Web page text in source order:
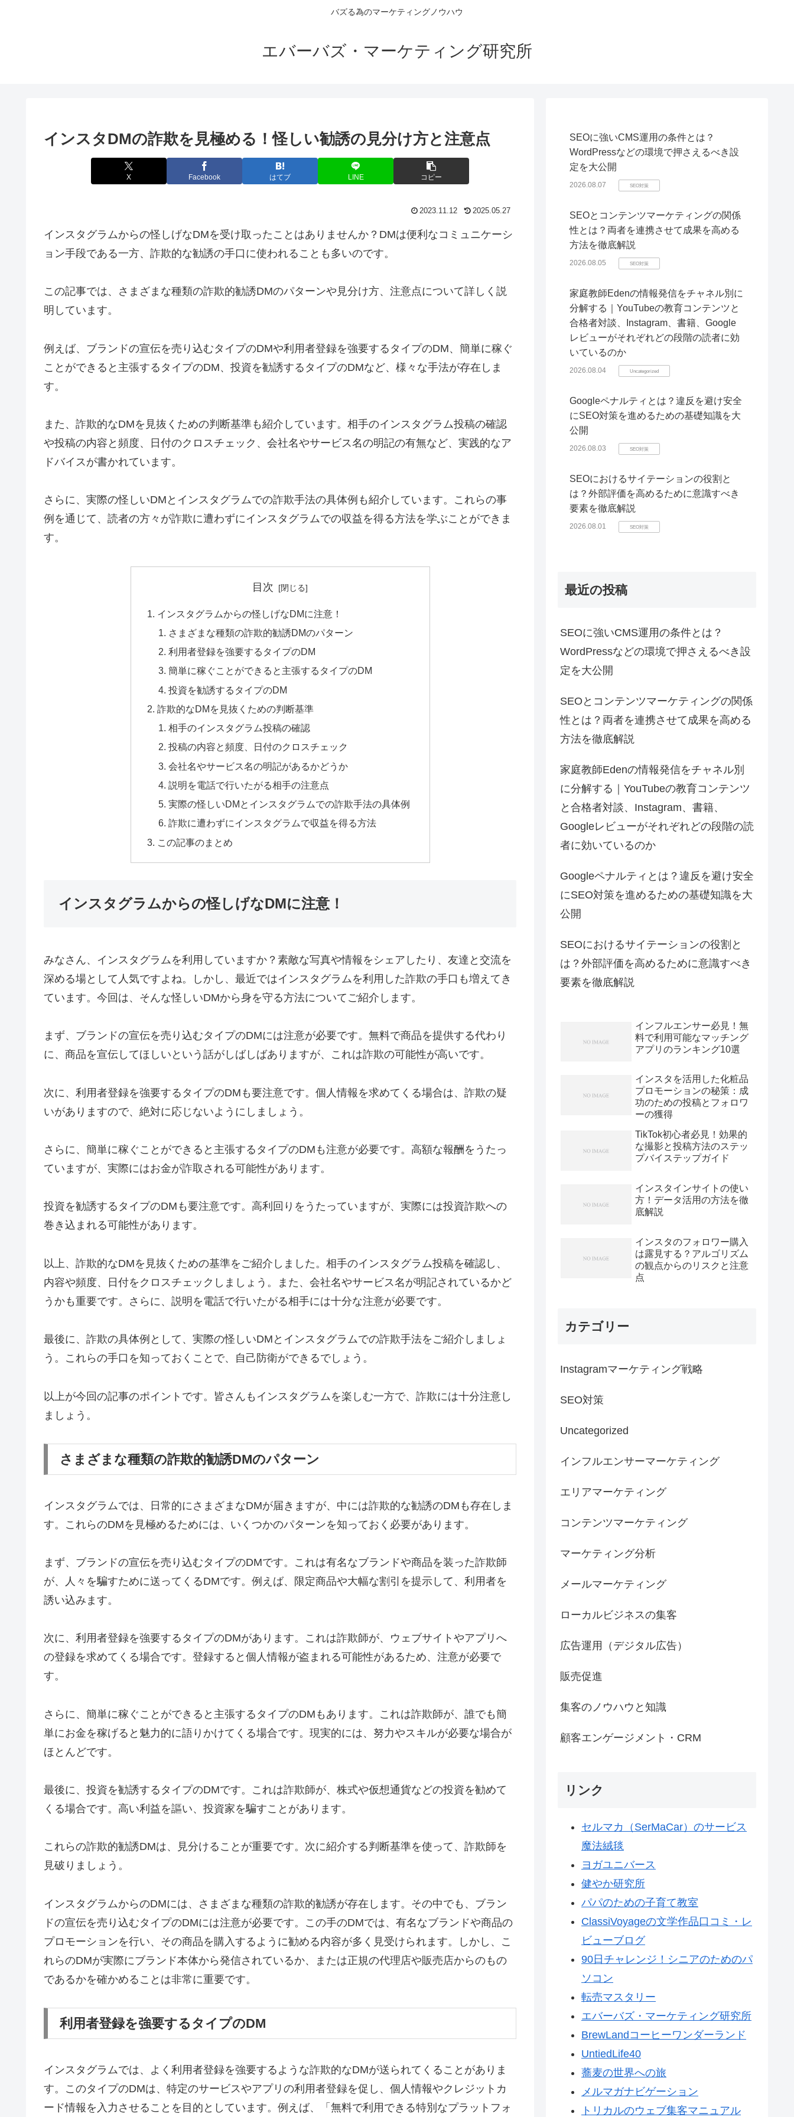
バズる為のマーケティングノウハウ
エバーバズ・マーケティング研究所
インスタDMの詐欺を見極める！怪しい勧誘の見分け方と注意点
X Facebook はてブ LINE コピー
2023.11.12 2025.05.27
インスタグラムからの怪しげなDMを受け取ったことはありませんか？DMは便利なコミュニケーシ
ョン手段である一方、詐欺的な勧誘の手口に使われることも多いのです。
この記事では、さまざまな種類の詐欺的勧誘DMのパターンや見分け方、注意点について詳しく説
明しています。
例えば、ブランドの宣伝を売り込むタイプのDMや利用者登録を強要するタイプのDM、簡単に稼ぐ
ことができると主張するタイプのDM、投資を勧誘するタイプのDMなど、様々な手法が存在しま
す。
また、詐欺的なDMを見抜くための判断基準も紹介しています。相手のインスタグラム投稿の確認
や投稿の内容と頻度、日付のクロスチェック、会社名やサービス名の明記の有無など、実践的なア
ドバイスが書かれています。
さらに、実際の怪しいDMとインスタグラムでの詐欺手法の具体例も紹介しています。これらの事
例を通じて、読者の方々が詐欺に遭わずにインスタグラムでの収益を得る方法を学ぶことができま
す。
目次
インスタグラムからの怪しげなDMに注意！
さまざまな種類の詐欺的勧誘DMのパターン
利用者登録を強要するタイプのDM
簡単に稼ぐことができると主張するタイプのDM
投資を勧誘するタイプのDM
詐欺的なDMを見抜くための判断基準
相手のインスタグラム投稿の確認
投稿の内容と頻度、日付のクロスチェック
会社名やサービス名の明記があるかどうか
説明を電話で行いたがる相手の注意点
実際の怪しいDMとインスタグラムでの詐欺手法の具体例
詐欺に遭わずにインスタグラムで収益を得る方法
この記事のまとめ
インスタグラムからの怪しげなDMに注意！
みなさん、インスタグラムを利用していますか？素敵な写真や情報をシェアしたり、友達と交流を
深める場として人気ですよね。しかし、最近ではインスタグラムを利用した詐欺の手口も増えてき
ています。今回は、そんな怪しいDMから身を守る方法についてご紹介します。
まず、ブランドの宣伝を売り込むタイプのDMには注意が必要です。無料で商品を提供する代わり
に、商品を宣伝してほしいという話がしばしばありますが、これは詐欺の可能性が高いです。
次に、利用者登録を強要するタイプのDMも要注意です。個人情報を求めてくる場合は、詐欺の疑
いがありますので、絶対に応じないようにしましょう。
さらに、簡単に稼ぐことができると主張するタイプのDMも注意が必要です。高額な報酬をうたっ
ていますが、実際にはお金が詐取される可能性があります。
投資を勧誘するタイプのDMも要注意です。高利回りをうたっていますが、実際には投資詐欺への
巻き込まれる可能性があります。
以上、詐欺的なDMを見抜くための基準をご紹介しました。相手のインスタグラム投稿を確認し、
内容や頻度、日付をクロスチェックしましょう。また、会社名やサービス名が明記されているかど
うかも重要です。さらに、説明を電話で行いたがる相手には十分な注意が必要です。
最後に、詐欺の具体例として、実際の怪しいDMとインスタグラムでの詐欺手法をご紹介しましょ
う。これらの手口を知っておくことで、自己防衛ができるでしょう。
以上が今回の記事のポイントです。皆さんもインスタグラムを楽しむ一方で、詐欺には十分注意し
ましょう。
さまざまな種類の詐欺的勧誘DMのパターン
インスタグラムでは、日常的にさまざまなDMが届きますが、中には詐欺的な勧誘のDMも存在しま
す。これらのDMを見極めるためには、いくつかのパターンを知っておく必要があります。
まず、ブランドの宣伝を売り込むタイプのDMです。これは有名なブランドや商品を装った詐欺師
が、人々を騙すために送ってくるDMです。例えば、限定商品や大幅な割引を提示して、利用者を
誘い込みます。
次に、利用者登録を強要するタイプのDMがあります。これは詐欺師が、ウェブサイトやアプリへ
の登録を求めてくる場合です。登録すると個人情報が盗まれる可能性があるため、注意が必要で
す。
さらに、簡単に稼ぐことができると主張するタイプのDMもあります。これは詐欺師が、誰でも簡
単にお金を稼げると魅力的に語りかけてくる場合です。現実的には、努力やスキルが必要な場合が
ほとんどです。
最後に、投資を勧誘するタイプのDMです。これは詐欺師が、株式や仮想通貨などの投資を勧めて
くる場合です。高い利益を謳い、投資家を騙すことがあります。
これらの詐欺的勧誘DMは、見分けることが重要です。次に紹介する判断基準を使って、詐欺師を
見破りましょう。
インスタグラムからのDMには、さまざまな種類の詐欺的勧誘が存在します。その中でも、ブラン
ドの宣伝を売り込むタイプのDMには注意が必要です。この手のDMでは、有名なブランドや商品の
プロモーションを行い、その商品を購入するように勧める内容が多く見受けられます。しかし、こ
れらのDMが実際にブランド本体から発信されているか、または正規の代理店や販売店からのもの
であるかを確かめることは非常に重要です。
利用者登録を強要するタイプのDM
インスタグラムでは、よく利用者登録を強要するような詐欺的なDMが送られてくることがありま
す。このタイプのDMは、特定のサービスやアプリの利用者登録を促し、個人情報やクレジットカ
ード情報を入力させることを目的としています。例えば、「無料で利用できる特別なプラットフォ
SEOに強いCMS運用の条件とは？
WordPressなどの環境で押さえるべき設
定を大公開
2026.08.07 SEO対策
SEOとコンテンツマーケティングの関係
性とは？両者を連携させて成果を高める
方法を徹底解説
2026.08.05 SEO対策
家庭教師Edenの情報発信をチャネル別に
分解する｜YouTubeの教育コンテンツと
合格者対談、Instagram、書籍、Google
レビューがそれぞれどの段階の読者に効
いているのか
2026.08.04 Uncategorized
Googleペナルティとは？違反を避け安全
にSEO対策を進めるための基礎知識を大
公開
2026.08.03 SEO対策
SEOにおけるサイテーションの役割と
は？外部評価を高めるために意識すべき
要素を徹底解説
2026.08.01 SEO対策
最近の投稿
SEOに強いCMS運用の条件とは？
WordPressなどの環境で押さえるべき設
定を大公開
SEOとコンテンツマーケティングの関係
性とは？両者を連携させて成果を高める
方法を徹底解説
家庭教師Edenの情報発信をチャネル別
に分解する｜YouTubeの教育コンテンツ
と合格者対談、Instagram、書籍、
Googleレビューがそれぞれどの段階の読
者に効いているのか
Googleペナルティとは？違反を避け安全
にSEO対策を進めるための基礎知識を大
公開
SEOにおけるサイテーションの役割と
は？外部評価を高めるために意識すべき
要素を徹底解説
インフルエンサー必見！無
料で利用可能なマッチング
アプリのランキング10選
インスタを活用した化粧品
プロモーションの秘策：成
功のための投稿とフォロワ
ーの獲得
TikTok初心者必見！効果的
な撮影と投稿方法のステッ
プバイステップガイド
インスタインサイトの使い
方！データ活用の方法を徹
底解説
インスタのフォロワー購入
は露見する？アルゴリズム
の観点からのリスクと注意
点
カテゴリー
Instagramマーケティング戦略
SEO対策
Uncategorized
インフルエンサーマーケティング
エリアマーケティング
コンテンツマーケティング
マーケティング分析
メールマーケティング
ローカルビジネスの集客
広告運用（デジタル広告）
販売促進
集客のノウハウと知識
顧客エンゲージメント・CRM
リンク
セルマカ（SerMaCar）のサービス
魔法絨毯
ヨガユニバース
健やか研究所
パパのための子育て教室
ClassiVoyageの文学作品口コミ・レ
ビューブログ
90日チャレンジ！シニアのためのパ
ソコン
転売マスタリー
エバーバズ・マーケティング研究所
BrewLandコーヒーワンダーランド
UntiedLife40
蕎麦の世界への旅
メルマガナビゲーション
トリカルのウェブ集客マニュアル